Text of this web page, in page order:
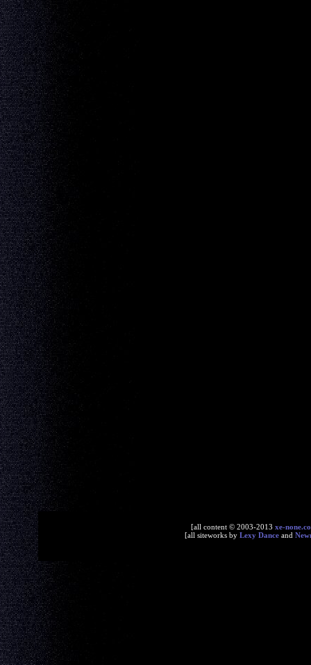
[all content © 2003-2013 xe-
[all siteworks by Lexy Danceand